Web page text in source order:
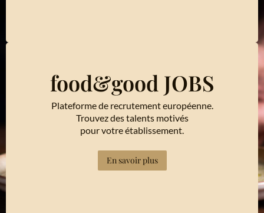
food&good JOBS
Plateforme de recrutement européenne.
Trouvez des talents motivés
pour votre établissement.
En savoir plus